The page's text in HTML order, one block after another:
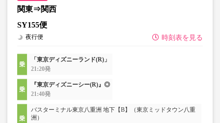
関東⇒関西
SY155便
時刻表を見る
夜行便
「東京ディズニーランド(R)」
21:20発
『東京ディズニーシー(R)』◎
21:40発
バスターミナル東京八重洲 地下【B】（東京ミッドタウン八重
洲）